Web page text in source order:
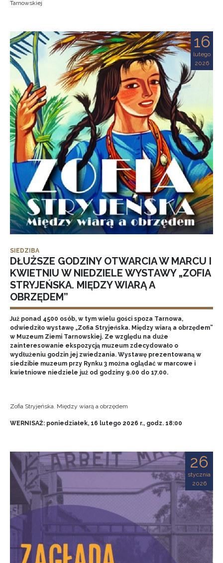
Tarnowskiej
16
lutego
2026
SIEDZIBA
DŁUŻSZE GODZINY OTWARCIA W MARCU I
KWIETNIU W NIEDZIELE WYSTAWY „ZOFIA
STRYJEŃSKA. MIĘDZY WIARĄ A
OBRZĘDEM”
Już ponad 4500 osób, w tym wielu gości spoza Tarnowa,
odwiedziło wystawę „Zofia Stryjeńska. Między wiarą a obrzędem”
w Muzeum Ziemi Tarnowskiej. Ze względu na duże
zainteresowanie ekspozycją muzeum zdecydowało o
wydłużeniu godzin jej zwiedzania. Wystawę prezentowaną w
siedzibie muzeum przy Rynku 3 można oglądać w marcowe i
kwietniowe niedziele już od godziny 9.00 do 17.00.
Zofia Stryjeńska. Między wiarą a obrzędem
WERNISAŻ: poniedziałek, 16 lutego 2026 r., godz. 18:00
26
stycznia
2026